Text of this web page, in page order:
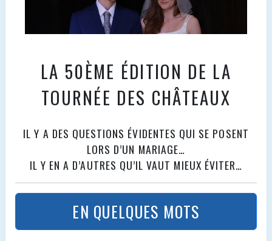
LA 50ÈME ÉDITION DE LA
TOURNÉE DES CHÂTEAUX
IL Y A DES QUESTIONS ÉVIDENTES QUI SE POSENT
LORS D’UN MARIAGE…
IL Y EN A D’AUTRES QU’IL VAUT MIEUX ÉVITER…
EN QUELQUES MOTS